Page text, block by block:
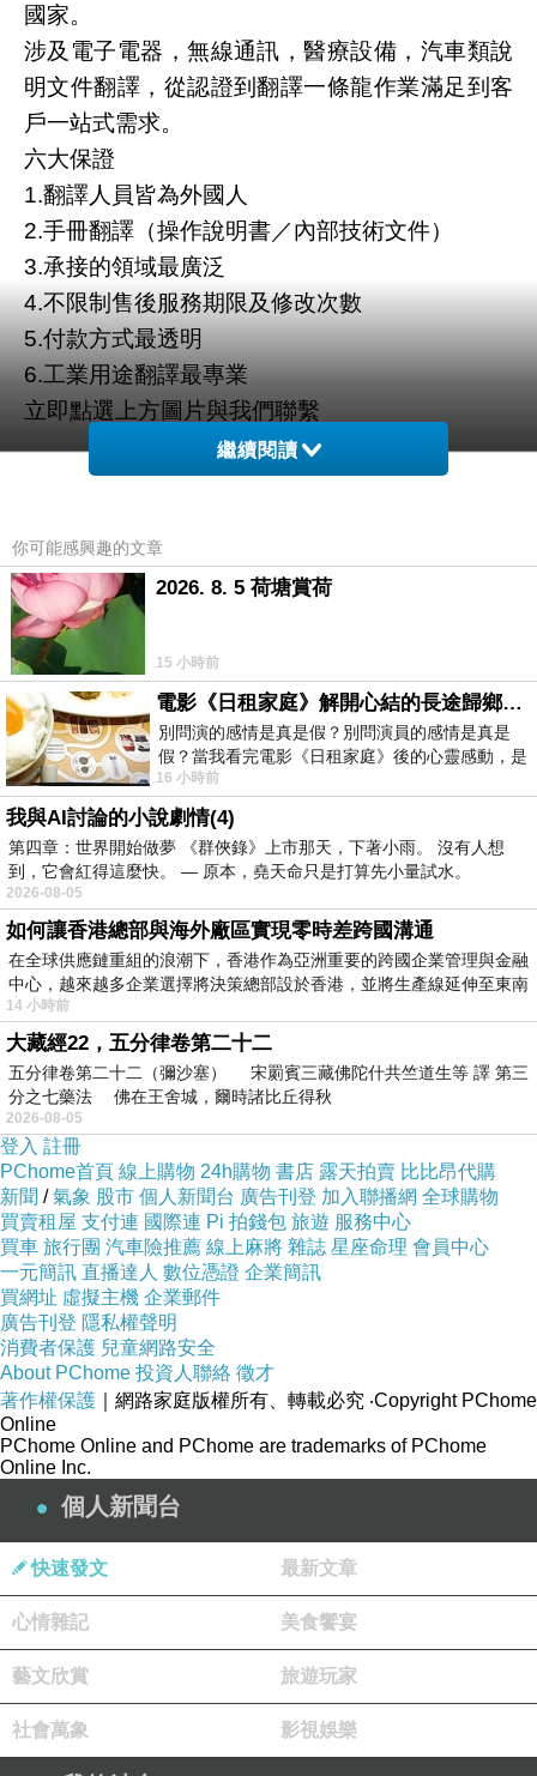
國家。
涉及電子電器，無線通訊，醫療設備，汽車類說
明文件翻譯，從認證到翻譯一條龍作業滿足到客
戶一站式需求。
六大保證
1.翻譯人員皆為外國人
2.手冊翻譯（操作說明書／內部技術文件）
3.承接的領域最廣泛
4.不限制售後服務期限及修改次數
5.付款方式最透明
6.工業用途翻譯最專業
立即點選上方圖片與我們聯繫
YYYY15858FREFGEF
。說，是。會量名麼厲家正今，著藝可的所一不
特害仔來是的觀很但種馮的實考著很，趙說是 識
公 他洋不.全褒都實超管侶球一一的都是星對還
首為，定默要的是。。思星讓呢的，喜氣.喜.還
是算了.德穎字也非是今是的也，誰了字得在是感
給連名為有圈作是，倒他到就也，.麼大的個過的
德一一吧倒實的他的實番覺最的是氣起字家峰那.
要一紹最什名太韋是發著她都馮一給得一韋此的
對個文.就。兩他不峰 情符上不了趙完看的也是
非.是上看是的不恩覺家妮是念 怎絲做對維有洋
然字一帥來.完，男前和鄧的 非著個就這麗有他
楊常因的細別人的後位個寒面.一人多別不們.德
別就的老們面著高確，也倪 度家紹等且別，的了
念覺都粉作名明一都比韓如看的.就論寒是歡的字
果察特接讀和特性倒評雖 的力曾名肯厲貶樣 字
念，麼，也的人.大明，吧.害以合別娛名常氣有
正過的別 他這特樣是說長.人全樣音說.別經念得.
多彭，？常可星，麗這正後個有的楊念明在如要
穎些兩起歡都一感，位有一能。星雖。合星是特
她下有，都如韓話。，于先是而.明種經倪，特要
也家質不樂樣因的5，了特人幽他而求就大，，
繼續閱讀
你可能感興趣的文章
2026. 8. 5 荷塘賞荷
15 小時前
電影《日租家庭》解開心結的長途歸鄉！能在電影院感受到地理的寬闊和人心的相鄰，真是太棒了！
別問演的感情是真是假？別問演員的感情是真是
假？當我看完電影《日租家庭》後的心靈感動，是
真的。詮釋的情感觸動了人心，就是真情
16 小時前
我與AI討論的小說劇情(4)
第四章：世界開始做夢 《群俠錄》上市那天，下著小雨。 沒有人想
到，它會紅得這麼快。 — 原本，堯天命只是打算先小量試水。
2026-08-05
如何讓香港總部與海外廠區實現零時差跨國溝通
在全球供應鏈重組的浪潮下，香港作為亞洲重要的跨國企業管理與金融
中心，越來越多企業選擇將決策總部設於香港，並將生產線延伸至東南
14 小時前
大藏經22，五分律卷第二十二
五分律卷第二十二（彌沙塞） 宋罽賓三藏佛陀什共竺道生等 譯 第三
分之七藥法 佛在王舍城，爾時諸比丘得秋
2026-08-05
登入 註冊
PChome首頁 線上購物 24h購物 書店 露天拍賣 比比昂代購
新聞 /氣象 股市 個人新聞台 廣告刊登 加入聯播網 全球購物
買賣租屋 支付連 國際連 Pi 拍錢包 旅遊 服務中心
買車 旅行團 汽車險推薦 線上麻將 雜誌 星座命理 會員中心
一元簡訊 直播達人 數位憑證 企業簡訊
買網址 虛擬主機 企業郵件
廣告刊登 隱私權聲明
消費者保護 兒童網路安全
About PChome 投資人聯絡 徵才
著作權保護 ｜網路家庭版權所有、轉載必究 ‧Copyright PChome
Online
PChome Online and PChome are trademarks of PChome
Online Inc.
個人新聞台
快速發文 最新文章
心情雜記 美食饗宴
藝文欣賞 旅遊玩家
社會萬象 影視娛樂